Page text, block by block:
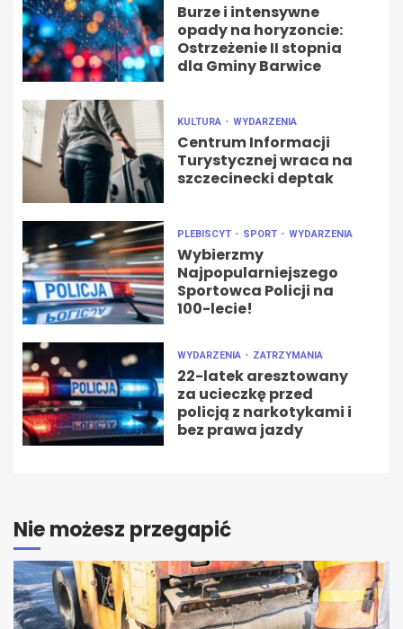
Burze i intensywne
opady na horyzoncie:
Ostrzeżenie II stopnia
dla Gminy Barwice
KULTURA WYDARZENIA
Centrum Informacji
Turystycznej wraca na
szczecinecki deptak
PLEBISCYT SPORT WYDARZENIA
Wybierzmy
Najpopularniejszego
Sportowca Policji na
100-lecie!
WYDARZENIA ZATRZYMANIA
22-latek aresztowany
za ucieczkę przed
policją z narkotykami i
bez prawa jazdy
Nie możesz przegapić